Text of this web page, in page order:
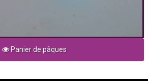
Panier de pâques